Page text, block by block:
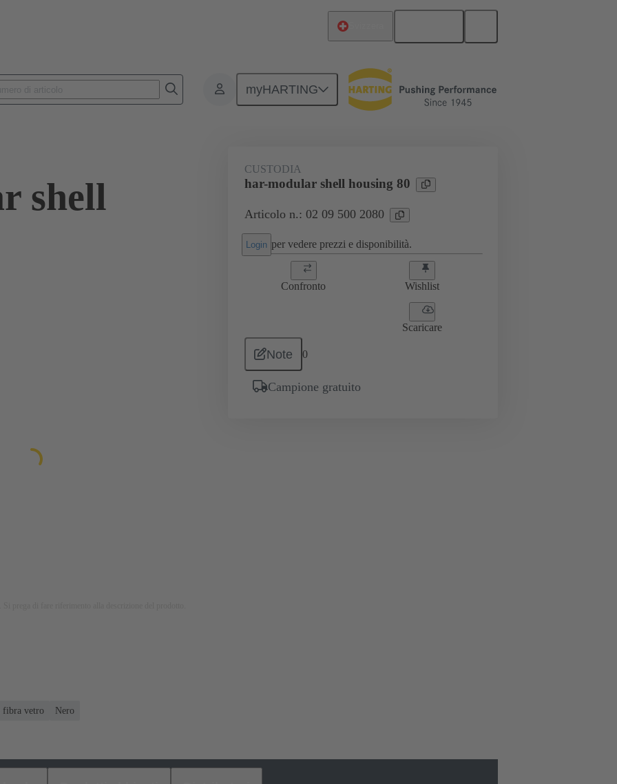
myHARTING
shell
CUSTODIA
har-modular shell housing 80
Articolo n.: 02 09 500 2080
Login per vedere prezzi e disponibilità.
Confronto Wishlist
Scaricare
Note 0
Campione gratuito
fibra vetro Nero